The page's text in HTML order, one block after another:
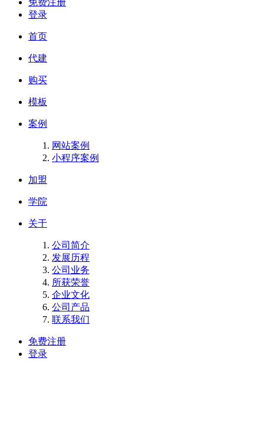
免费注册
登录
首页
代建
购买
模板
案例
网站案例
小程序案例
加盟
学院
关于
公司简介
发展历程
公司业务
所获荣誉
企业文化
公司产品
联系我们
免费注册
登录